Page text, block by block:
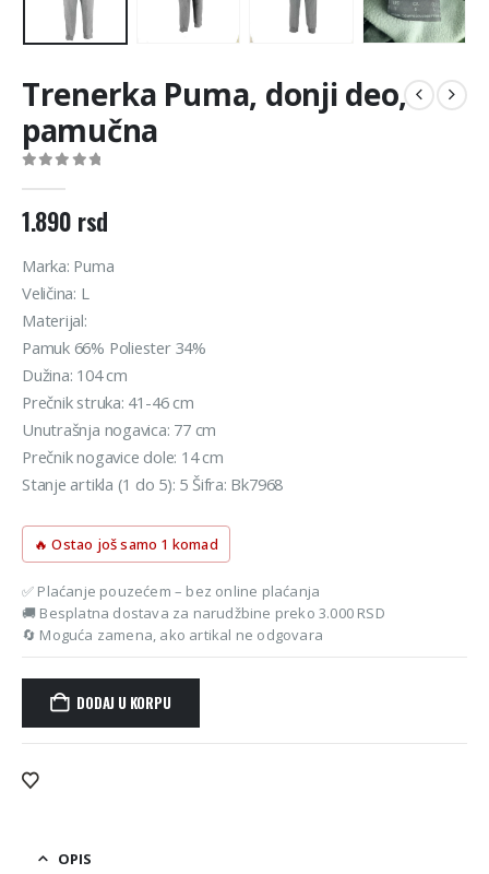
Trenerka Puma, donji deo,
pamučna
1.890 rsd
Marka: Puma
Veličina: L
Materijal:
Pamuk 66% Poliester 34%
Dužina: 104 cm
Prečnik struka: 41-46 cm
Unutrašnja nogavica: 77 cm
Prečnik nogavice dole: 14 cm
Stanje artikla (1 do 5): 5 Šifra: Bk7968
🔥 Ostao još samo 1 komad
✅ Plaćanje pouzećem – bez online plaćanja
🚚 Besplatna dostava za narudžbine preko 3.000 RSD
🔄 Moguća zamena, ako artikal ne odgovara
DODAJ U KORPU
Alternative:
OPIS